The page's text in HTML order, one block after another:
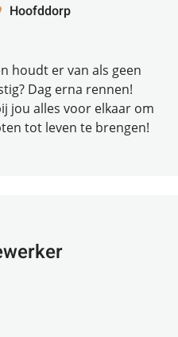
Hoofddorp
houdt er van als geen
Dag erna rennen!
jou alles voor elkaar om
tot leven te brengen!